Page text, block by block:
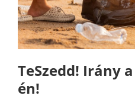
TeSzedd! Irány
én!